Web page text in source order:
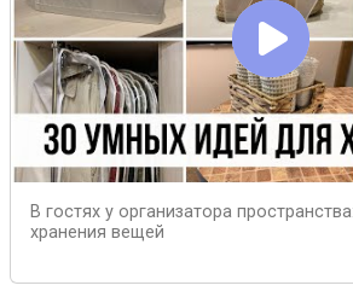
В гостях у организатора
хранения вещей